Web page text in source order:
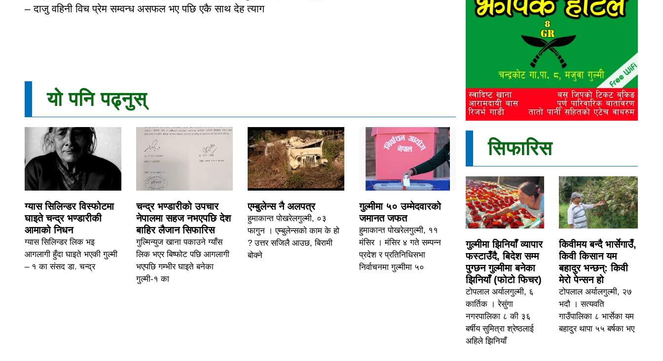
– दाजु वहिनी विच प्रेम सम्वन्ध असफल भए पछि एकै साथ देह त्याग
यो पनि पढ्नुस्
ग्यास सिलिन्डर विस्फोटमा
घाइते चन्द्र भण्डारीकी
आमाको निधन
ग्यास सिलिन्डर लिक भइ
आगलागी हुँदा घाइते भएकी गुल्मी
– १ का संसद डा. चन्द्र
चन्द्र भण्डारीको उपचार
नेपालमा सहज नभएपछि देश
बाहिर लैजान सिफारिस
गुल्मिन्युज खाना पकाउने ग्याँस
लिक भएर बिष्फोट पछि आगलागी
भएपछि गम्भीर घाइते बनेका
गुल्मी-१ का
एम्बुलेन्स नै अलपत्र
हुमाकान्त पोखरेलगुल्मी, ०३
फागुन । एम्बुलेन्सको काम के हो
? उत्तर सजिलै आउछ, बिरामी
बोक्ने
गुल्मीमा ५० उम्मेदवारको
जमानत जफत
हुमाकान्त पोखरेलगुल्मी, ११
मंसिर । मंसिर ४ गते सम्पन्न
प्रदेश र प्रतिनिधिसभा
निर्वाचनमा गुल्मीमा ५०
सिफारिस
गुल्मीमा झिनियाँ व्यापार
फस्टाउँदै, बिदेश सम्म
पुग्छन गुल्मीमा बनेका
झिनियाँ (फोटो फिचर)
टोपलाल अर्यालगुल्मी, ६
कार्तिक । रेसुंगा
नगरपालिका ८ की ३६
बर्षीय सुमित्रा श्रेष्ठलाई
अहिले झिनियाँ
किवीमय बन्दै भार्सेगाउँ,
किवी किसान यम
बहादुर भन्छन्: किवी
मेरो पेन्सन हो
टोपलाल अर्यालगुल्मी, २७
भदौ । सत्यवति
गाउँपालिका ८ भार्सेका यम
बहादुर थापा ५५ बर्षका भए